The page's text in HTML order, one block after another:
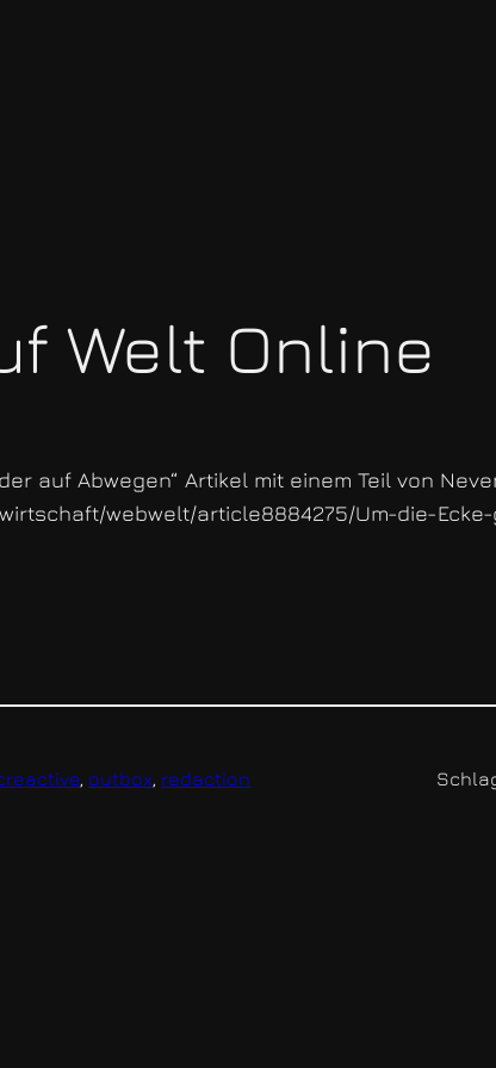
Welt Online
auf Abwegen“ Artikel mit einem Teil von
webwelt/article8884275/Um-die-
, outbox, redaction